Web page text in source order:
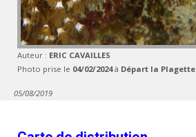
Auteur : ERIC CAVAILLES
Photo prise le 04/02/2024à Départ la Plagette
05/08/2019